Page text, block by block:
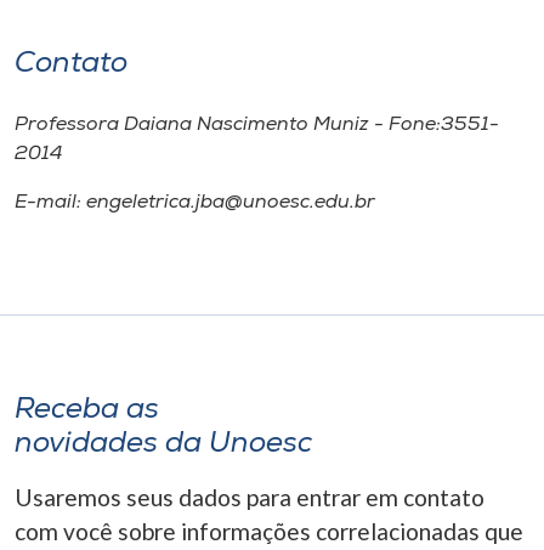
Contato
Professora Daiana Nascimento Muniz - Fone:3551-
2014
E-mail: engeletrica.jba@unoesc.edu.br
Receba as
novidades da Unoesc
Usaremos seus dados para entrar em contato
com você sobre informações correlacionadas que